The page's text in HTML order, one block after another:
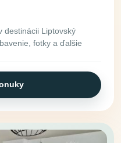
destinácii Liptovský
fotky a ďalšie